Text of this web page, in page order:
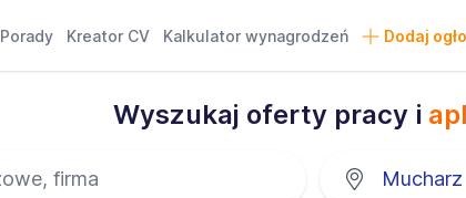
Porady Kreator CV Kalkulator wynagrodzeń Dodaj
Wyszukaj oferty pracy i